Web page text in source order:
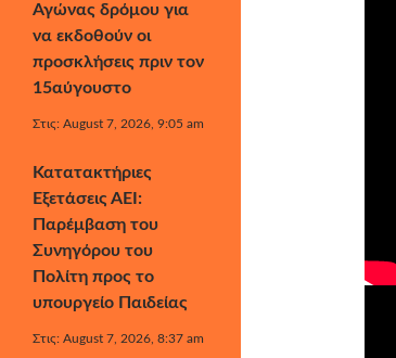
Αγώνας δρόμου για
να εκδοθούν οι
προσκλήσεις πριν τον
15αύγουστο
Στις: August 7, 2026, 9:05 am
Κατατακτήριες
Εξετάσεις ΑΕΙ:
Παρέμβαση του
Συνηγόρου του
Πολίτη προς το
υπουργείο Παιδείας
Στις: August 7, 2026, 8:37 am